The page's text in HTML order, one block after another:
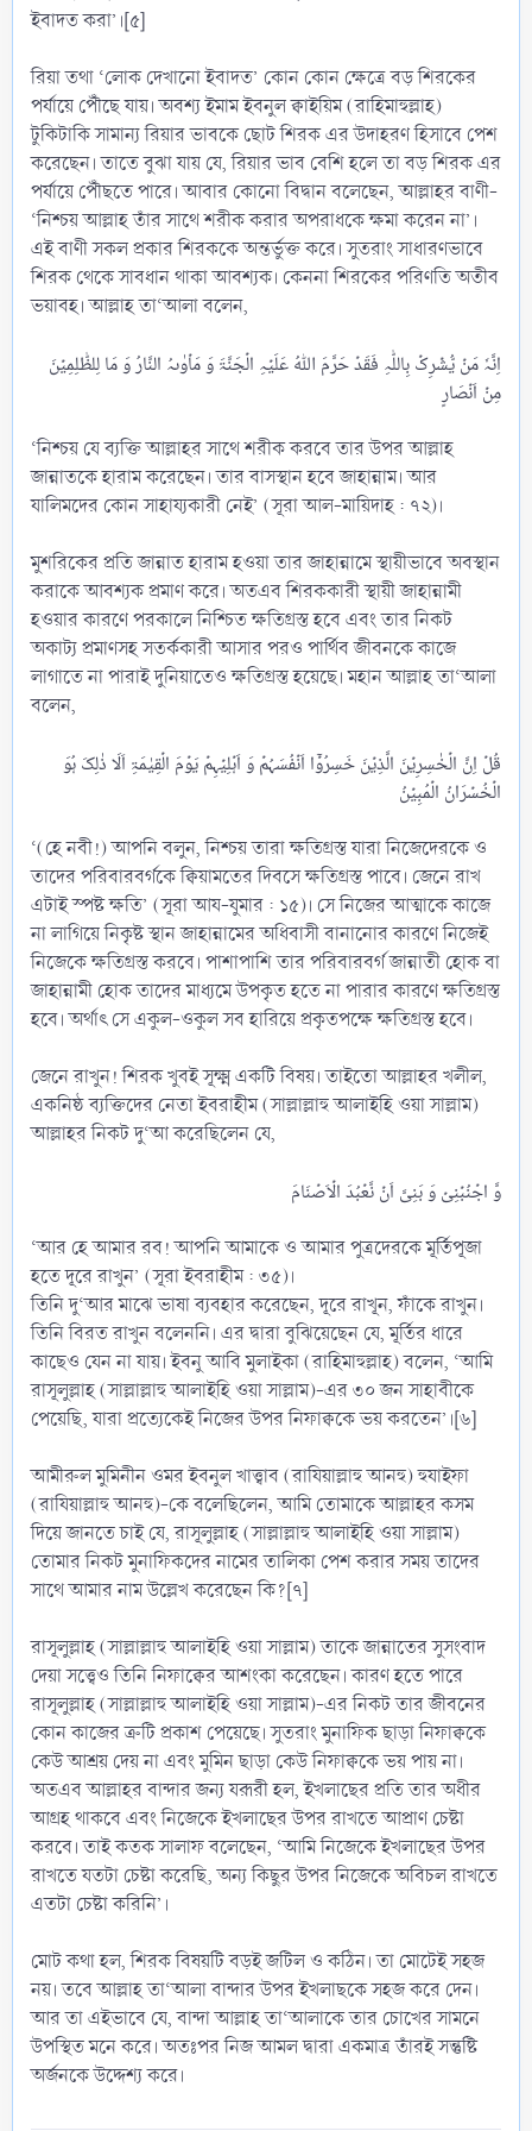
ইবাদত করা’।[৫]
রিয়া তথা ‘লোক দেখানো ইবাদত’ কোন কোন ক্ষেত্রে বড় শিরকের
পর্যায়ে পৌঁছে যায়। অবশ্য ইমাম ইবনুল ক্বাইয়িম (রাহিমাহুল্লাহ)
টুকিটাকি সামান্য রিয়ার ভাবকে ছোট শিরক এর উদাহরণ হিসাবে পেশ
করেছেন। তাতে বুঝা যায় যে, রিয়ার ভাব বেশি হলে তা বড় শিরক এর
পর্যায়ে পৌঁছতে পারে। আবার কোনো বিদ্বান বলেছেন, আল্লাহর বাণী-
‘নিশ্চয় আল্লাহ তাঁর সাথে শরীক করার অপরাধকে ক্ষমা করেন না’।
এই বাণী সকল প্রকার শিরককে অন্তর্ভুক্ত করে। সুতরাং সাধারণভাবে
শিরক থেকে সাবধান থাকা আবশ্যক। কেননা শিরকের পরিণতি অতীব
ভয়াবহ। আল্লাহ তা‘আলা বলেন,
اِنَّہٗ مَنۡ یُّشۡرِکۡ بِاللّٰہِ فَقَدۡ حَرَّمَ اللّٰہُ عَلَیۡہِ الۡجَنَّۃَ وَ مَاۡوٰىہُ النَّارُ وَ مَا لِلظّٰلِمِیۡنَ
‘নিশ্চয় যে ব্যক্তি আল্লাহর সাথে শরীক করবে তার উপর আল্লাহ
জান্নাতকে হারাম করেছেন। তার বাসস্থান হবে জাহান্নাম। আর
যালিমদের কোন সাহায্যকারী নেই’ (সূরা আল-মায়িদাহ : ৭২)।
মুশরিকের প্রতি জান্নাত হারাম হওয়া তার জাহান্নামে স্থায়ীভাবে অবস্থান
করাকে আবশ্যক প্রমাণ করে। অতএব শিরককারী স্থায়ী জাহান্নামী
হওয়ার কারণে পরকালে নিশ্চিত ক্ষতিগ্রস্ত হবে এবং তার নিকট
অকাট্য প্রমাণসহ সতর্ককারী আসার পরও পার্থিব জীবনকে কাজে
লাগাতে না পারাই দুনিয়াতেও ক্ষতিগ্রস্ত হয়েছে। মহান আল্লাহ তা‘আলা
বলেন,
قُلۡ اِنَّ الۡخٰسِرِیۡنَ الَّذِیۡنَ خَسِرُوۡۤا اَنۡفُسَہُمۡ وَ اَہۡلِیۡہِمۡ یَوۡمَ الۡقِیٰمَۃِ اَلَا ذٰلِکَ ہُوَ
‘(হে নবী!) আপনি বলুন, নিশ্চয় তারা ক্ষতিগ্রস্ত যারা নিজেদেরকে ও
তাদের পরিবারবর্গকে ক্বিয়ামতের দিবসে ক্ষতিগ্রস্ত পাবে। জেনে রাখ
এটাই স্পষ্ট ক্ষতি’ (সূরা আয-যুমার : ১৫)। সে নিজের আত্মাকে কাজে
না লাগিয়ে নিকৃষ্ট স্থান জাহান্নামের অধিবাসী বানানোর কারণে নিজেই
নিজেকে ক্ষতিগ্রস্ত করবে। পাশাপাশি তার পরিবারবর্গ জান্নাতী হোক বা
জাহান্নামী হোক তাদের মাধ্যমে উপকৃত হতে না পারার কারণে ক্ষতিগ্রস্ত
হবে। অর্থাৎ সে একুল-ওকুল সব হারিয়ে প্রকৃতপক্ষে ক্ষতিগ্রস্ত হবে।
জেনে রাখুন! শিরক খুবই সূক্ষ্ম একটি বিষয়। তাইতো আল্লাহর খলীল,
একনিষ্ঠ ব্যক্তিদের নেতা ইবরাহীম (সাল্লাল্লাহু আলাইহি ওয়া সাল্লাম)
আল্লাহর নিকট দু‘আ করেছিলেন যে,
‘আর হে আমার রব! আপনি আমাকে ও আমার পুত্রদেরকে মূর্তিপূজা
হতে দূরে রাখুন’ (সূরা ইবরাহীম : ৩৫)।
তিনি দু‘আর মাঝে ভাষা ব্যবহার করেছেন, দূরে রাখূন, ফাঁকে রাখুন।
তিনি বিরত রাখুন বলেননি। এর দ্বারা বুঝিয়েছেন যে, মূর্তির ধারে
কাছেও যেন না যায়। ইবনু আবি মুলাইকা (রাহিমাহুল্লাহ) বলেন, ‘আমি
রাসূলুল্লাহ (সাল্লাল্লাহু আলাইহি ওয়া সাল্লাম)-এর ৩০ জন সাহাবীকে
পেয়েছি, যারা প্রত্যেকেই নিজের উপর নিফাক্বকে ভয় করতেন’।[৬]
আমীরুল মুমিনীন ওমর ইবনুল খাত্ত্বাব (রাযিয়াল্লাহু আনহু) হুযাইফা
(রাযিয়াল্লাহু আনহু)-কে বলেছিলেন, আমি তোমাকে আল্লাহর কসম
দিয়ে জানতে চাই যে, রাসূলুল্লাহ (সাল্লাল্লাহু আলাইহি ওয়া সাল্লাম)
তোমার নিকট মুনাফিকদের নামের তালিকা পেশ করার সময় তাদের
সাথে আমার নাম উল্লেখ করেছেন কি?[৭]
রাসূলুল্লাহ (সাল্লাল্লাহু আলাইহি ওয়া সাল্লাম) তাকে জান্নাতের সুসংবাদ
দেয়া সত্ত্বেও তিনি নিফাক্বের আশংকা করেছেন। কারণ হতে পারে
রাসূলুল্লাহ (সাল্লাল্লাহু আলাইহি ওয়া সাল্লাম)-এর নিকট তার জীবনের
কোন কাজের ত্রুটি প্রকাশ পেয়েছে। সুতরাং মুনাফিক ছাড়া নিফাক্বকে
কেউ আশ্রয় দেয় না এবং মুমিন ছাড়া কেউ নিফাক্বকে ভয় পায় না।
অতএব আল্লাহর বান্দার জন্য যরূরী হল, ইখলাছের প্রতি তার অধীর
আগ্রহ থাকবে এবং নিজেকে ইখলাছের উপর রাখতে আপ্রাণ চেষ্টা
করবে। তাই কতক সালাফ বলেছেন, ‘আমি নিজেকে ইখলাছের উপর
রাখতে যতটা চেষ্টা করেছি, অন্য কিছুর উপর নিজেকে অবিচল রাখতে
এতটা চেষ্টা করিনি’।
মোট কথা হল, শিরক বিষয়টি বড়ই জটিল ও কঠিন। তা মোটেই সহজ
নয়। তবে আল্লাহ তা‘আলা বান্দার উপর ইখলাছকে সহজ করে দেন।
আর তা এইভাবে যে, বান্দা আল্লাহ তা‘আলাকে তার চোখের সামনে
উপস্থিত মনে করে। অতঃপর নিজ আমল দ্বারা একমাত্র তাঁরই সন্তুষ্টি
অর্জনকে উদ্দেশ্য করে।